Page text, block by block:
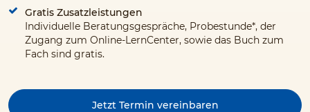
Gratis Zusatzleistungen
Individuelle Beratungsgespräche, Probestunde*, der
Zugang zum Online-LernCenter, sowie das Buch zum
Fach sind gratis.
Jetzt Termin vereinbaren